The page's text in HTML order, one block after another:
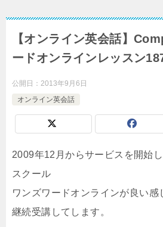
【オンライン英会話】
ードオンラインレッスン
公開日： 2013年9月6日
オンライン英会話
2009年12月からサービスを開始
スクール
ワンズワードオンラインが良い感
継続受講してします。